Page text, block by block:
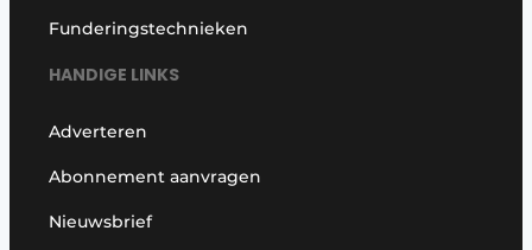
Funderingstechnieken
HANDIGE LINKS
Adverteren
Abonnement aanvragen
Nieuwsbrief